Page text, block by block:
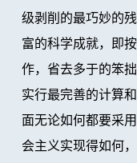
级剥削的最巧妙的
富的科学成就，即
作，省去多于的笨
实行最完善的计算
面无论如何都要采
会主义实现得如何